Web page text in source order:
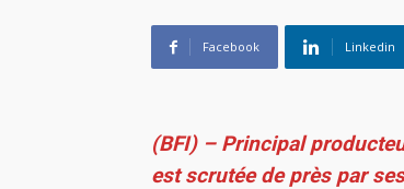
Facebook Linkedin
(BFI) – Principal
est scrutée de près par